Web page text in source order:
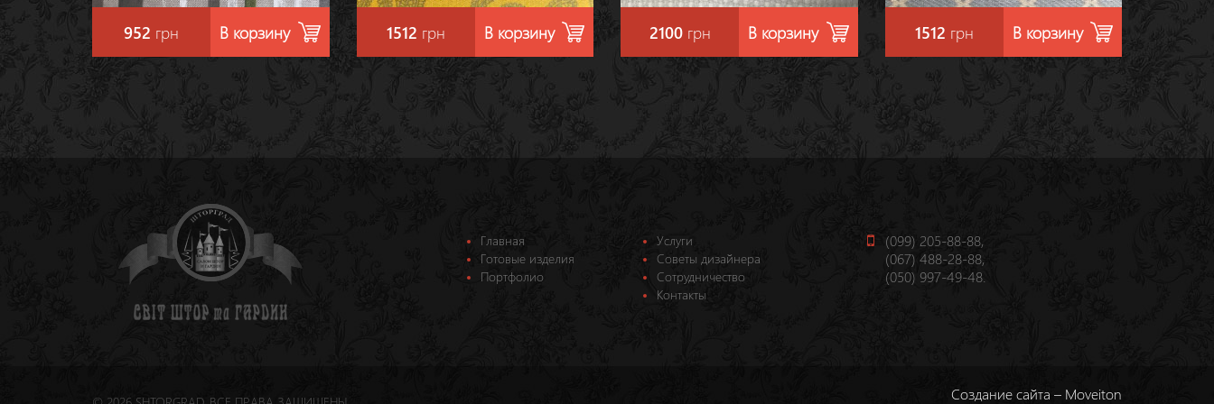
952 грн В корзину 1512 грн В корзину 2100грн В корзину 1512 грн В корзину
Главная
Готовые изделия
Портфолио
Услуги
Советы дизайнера
Сотрудничество
Контакты
(099) 205-88-88,
(067) 488-28-88​,
(050) 997-49-48.
Создание сайта – Moveiton